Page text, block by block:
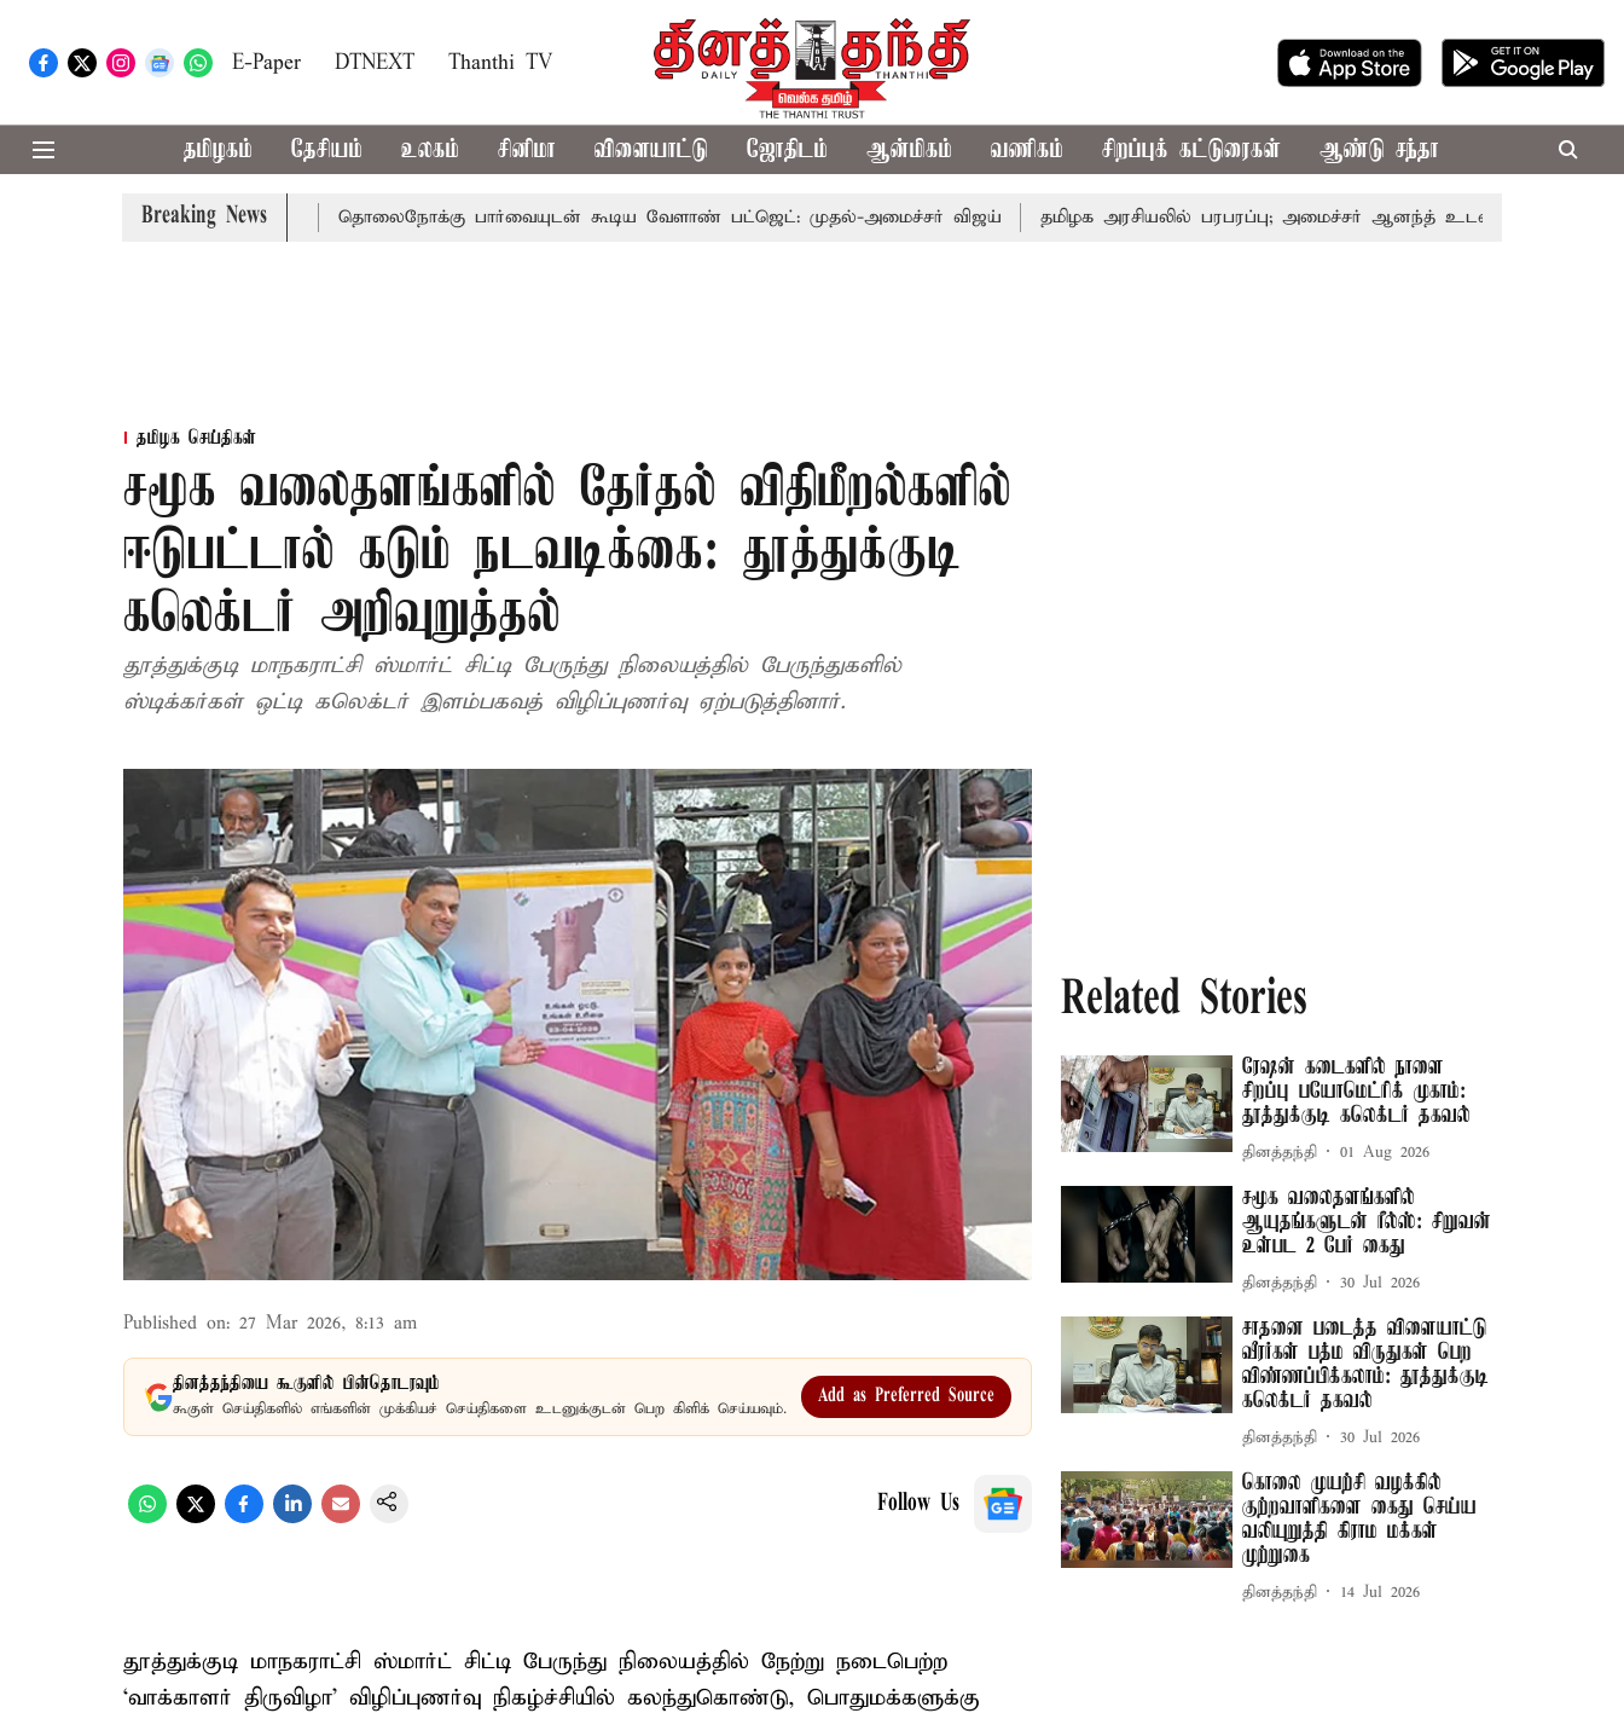
E-Paper DTNEXT Thanthi TV
தமிழகம் தேசியம் உலகம் சினிமா விளையாட்டு ஜோதிடம் ஆன்மிகம் வணிகம் சிறப்புக் கட்டுரைகள் ஆண்டு சந்தா
Breaking News
நீதிமன்றம் பிடிவாராண்ட் தொலைநோக்கு பார்வையுடன் கூடிய வேளாண் பட்ஜெட்: முதல்-அமைச்சர் விஜய் தமிழக அரசியலில் பரபரப்பு; அமைச்சர் ஆனந்த் உடன் சி.வி. சண்முகம்,
தமிழக செய்திகள்
சமூக வலைதளங்களில் தேர்தல் விதிமீறல்களில்
ஈடுபட்டால் கடும் நடவடிக்கை: தூத்துக்குடி
கலெக்டர் அறிவுறுத்தல்
தூத்துக்குடி மாநகராட்சி ஸ்மார்ட் சிட்டி பேருந்து நிலையத்தில் பேருந்துகளில்
ஸ்டிக்கர்கள் ஒட்டி கலெக்டர் இளம்பகவத் விழிப்புணர்வு ஏற்படுத்தினார்.
Published on: 27 Mar 2026, 8:13 am
தினத்தந்தியை கூகுளில் பின்தொடரவும்
கூகுள் செய்திகளில் எங்களின் முக்கியச் செய்திகளை உடனுக்குடன் பெற கிளிக் செய்யவும்.
Add as Preferred Source
Follow Us
தூத்துக்குடி மாநகராட்சி ஸ்மார்ட் சிட்டி பேருந்து நிலையத்தில் நேற்று நடைபெற்ற
‘வாக்காளர் திருவிழா’ விழிப்புணர்வு நிகழ்ச்சியில் கலந்துகொண்டு, பொதுமக்களுக்கு
Related Stories
ரேஷன் கடைகளில் நாளை
சிறப்பு பயோமெட்ரிக் முகாம்:
தூத்துக்குடி கலெக்டர் தகவல்
தினத்தந்தி 01 Aug 2026
சமூக வலைதளங்களில்
ஆயுதங்களுடன் ரீல்ஸ்: சிறுவன்
உள்பட 2 பேர் கைது
தினத்தந்தி 30 Jul 2026
சாதனை படைத்த விளையாட்டு
வீரர்கள் பத்ம விருதுகள் பெற
விண்ணப்பிக்கலாம்: தூத்துக்குடி
கலெக்டர் தகவல்
தினத்தந்தி 30 Jul 2026
கொலை முயற்சி வழக்கில்
குற்றவாளிகளை கைது செய்ய
வலியுறுத்தி கிராம மக்கள்
முற்றுகை
தினத்தந்தி 14 Jul 2026